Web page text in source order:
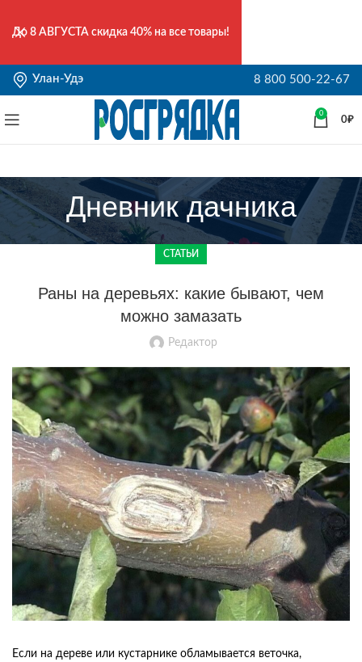
Улан-Удэ 8 800 500-22-67
0
0₽
Дневник дачника
СТАТЬИ
Раны на деревьях: какие бывают, чем
можно замазать
Редактор
Если на дереве или кустарнике обламывается веточка,
До 8 АВГУСТА скидка 40% на все товары!